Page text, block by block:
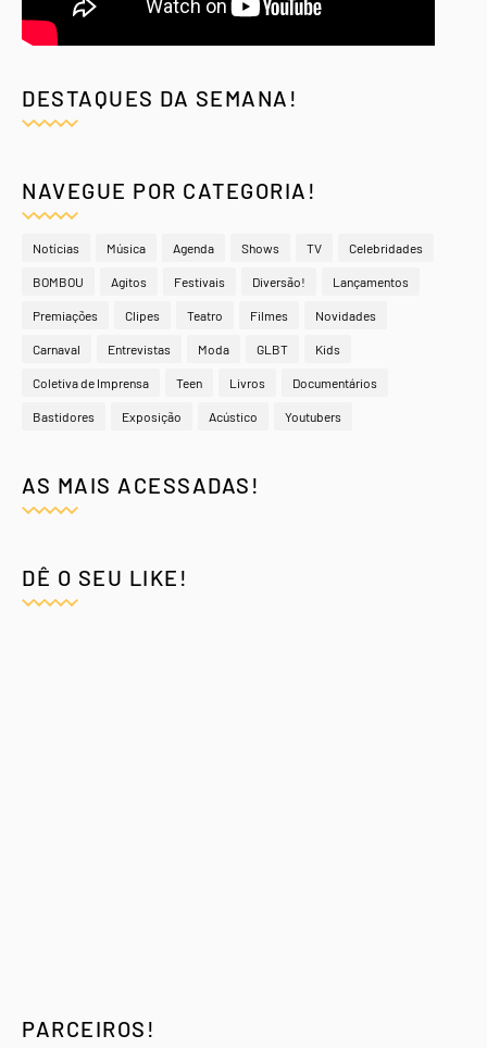
DESTAQUES DA SEMANA!
NAVEGUE POR CATEGORIA!
Notícias Música Agenda Shows TV Celebridades
BOMBOU Agitos Festivais Diversão! Lançamentos
Premiações Clipes Teatro Filmes Novidades
Carnaval Entrevistas Moda GLBT Kids
Coletiva de Imprensa Teen Livros Documentários
Bastidores Exposição Acústico Youtubers
AS MAIS ACESSADAS!
DÊ O SEU LIKE!
PARCEIROS!